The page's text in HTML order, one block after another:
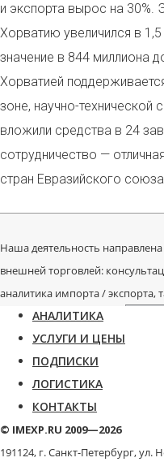
и экспорта вырос на 30%.
Хорватию увеличился в
значение в 844 миллиона
Хорватией
зоне, научно-
вложили средства в 24
сотрудничество —
стран Евразийского
Наша деятельность направлена
внешней торговлей:
аналитика импорта /
АНАЛИТИКА
УСЛУГИ И ЦЕНЫ
ПОДПИСКИ
ЛОГИСТИКА
КОНТАКТЫ
© IMEXP.RU 2009—2026
191124, г. Санкт-Петербург,ул.